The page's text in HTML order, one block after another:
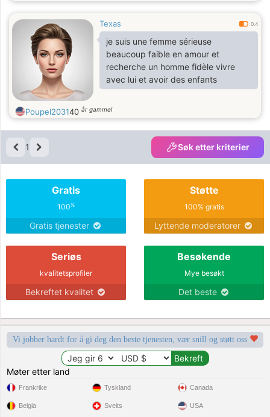
Texas 0.4
je suis une femme sérieuse
beaucoup faible en amour et
recherche un homme fidèle vivre
avec lui et avoir des enfants
Poupel203140 år gammel
1 Søk etter kriterier
Gratis
100%
Gratis tjenester
Støtte
100% gratis
Lyttende moderatorer
Seriøs
kvalitetsprofiler
Bekreftet kvalitet
Besøkende
Mye besøkt
Det beste
Vi jobber hardt for å gi deg den beste tjenesten, vær snill og støtt oss
Møter etter land
Frankrike
Belgia
Tyskland
Sveits
Canada
USA